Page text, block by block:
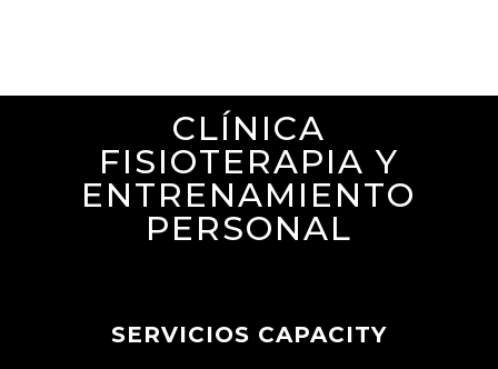
CLÍNICA
FISIOTERAPIA Y
ENTRENAMIENTO
PERSONAL
SERVICIOS CAPACITY